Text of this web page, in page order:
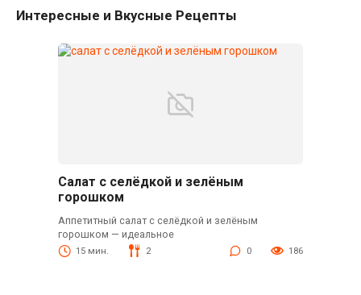
Интересные и Вкусные Рецепты
Салат с селёдкой и зелёным
горошком
Аппетитный салат с селёдкой и зелёным
горошком — идеальное
15 мин. 2 0 186